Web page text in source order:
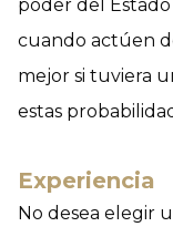
poder del
cuando actúen
mejor si tuviera
estas
Experiencia
No desea elegir